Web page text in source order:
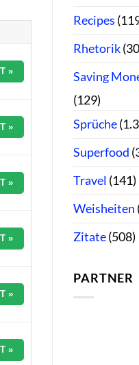
»
»
»
»
»
»
Recipes
Rhetorik
Saving
(129)
Sprüche
Superfood
Travel (141)
Weisheiten
Zitate(508)
PARTNER